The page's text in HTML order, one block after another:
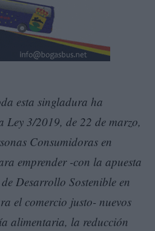
esta singladura ha
Ley 3/2019, de 22 de marzo,
Consumidoras en
emprender -con la apuesta
Desarrollo Sostenible en
el comercio justo- nuevos
alimentaria, la reducción